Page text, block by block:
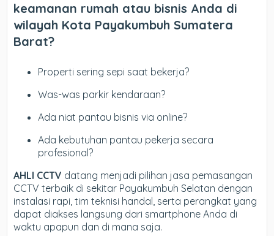
keamanan rumah atau bisnis Anda di
wilayah Kota Payakumbuh Sumatera
Barat?
Properti sering sepi saat bekerja?
Was-was parkir kendaraan?
Ada niat pantau bisnis via online?
Ada kebutuhan pantau pekerja secara
profesional?
AHLI CCTV datang menjadi pilihan jasa pemasangan
CCTV terbaik di sekitar Payakumbuh Selatan dengan
instalasi rapi, tim teknisi handal, serta perangkat yang
dapat diakses langsung dari smartphone Anda di
waktu apapun dan di mana saja.